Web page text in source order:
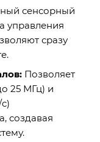
сенсорный
управления
сразу
Позволяет
25 МГц) и
создавая